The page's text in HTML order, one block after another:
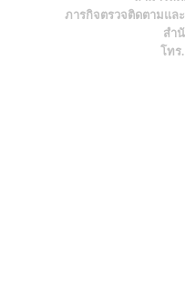
ภารกิจตรวจติดตามแล
สำ
โทร.